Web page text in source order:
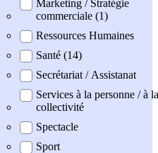
Marketing / Stratégie
commerciale (1)
Ressources Humaines
Santé (14)
Secrétariat / Assistanat
Services à la personne / à la
collectivité
Spectacle
Sport